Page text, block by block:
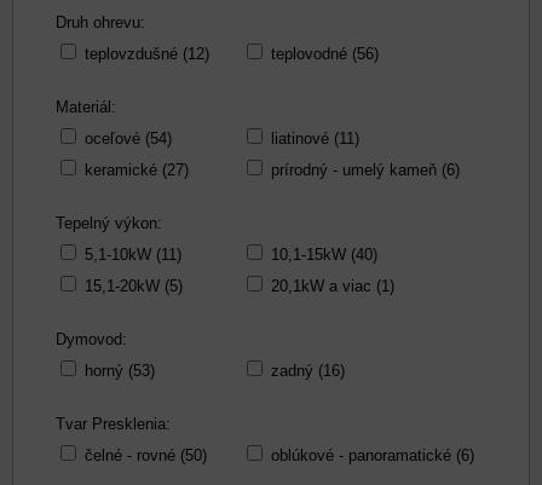
Druh ohrevu:
teplovzdušné (12)
teplovodné (56)
Materiál:
oceľové (54)
liatinové (11)
keramické (27)
prírodný - umelý kameň (6)
Tepelný výkon:
5,1-10kW (11)
10,1-15kW (40)
15,1-20kW (5)
20,1kW a viac (1)
Dymovod:
horný (53)
zadný (16)
Tvar Presklenia:
čelné - rovné (50)
oblúkové - panoramatické (6)